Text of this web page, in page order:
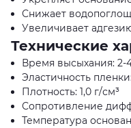
Снижает
Увеличивает
Технические
Время высыхания: 2-
Эластичность
Плотность: 1,0 г/см³
Сопротивление
Температура